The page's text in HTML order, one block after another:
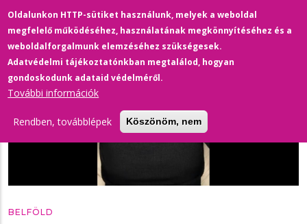
Oldalunkon HTTP-sütiket használunk, melyek a weboldal
megfelelő működéséhez, használatának megkönnyítéséhez és a
weboldalforgalmunk elemzéséhez szükségesek.
Adatvédelmi tájékoztatónkban megtalálod, hogyan
gondoskodunk adataid védelméről.
További információk
Rendben, továbblépek Köszönöm, nem
BELFÖLD